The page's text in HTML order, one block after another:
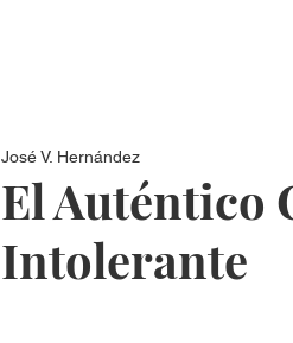
El Auténtico
Intolerante
José V. Hernández